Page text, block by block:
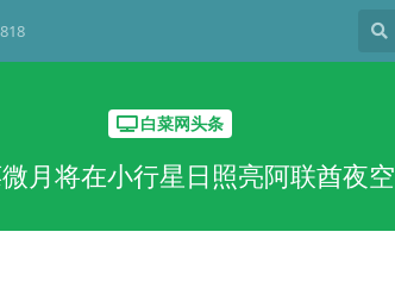
白菜网头条
月将在小行星日照亮阿联酋夜空